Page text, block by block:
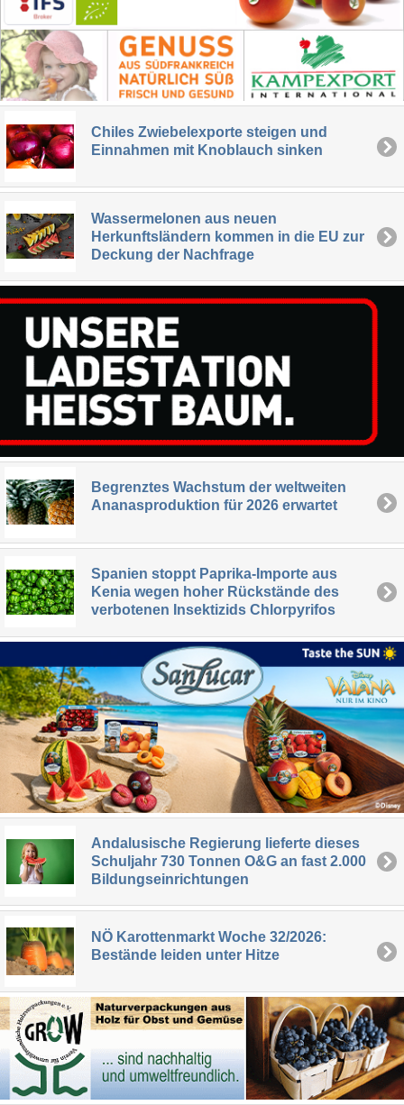
Chiles Zwiebelexporte steigen und
Einnahmen mit Knoblauch sinken
Wassermelonen aus neuen
Herkunftsländern kommen in die EU zur
Deckung der Nachfrage
Begrenztes Wachstum der weltweiten
Ananasproduktion für 2026 erwartet
Spanien stoppt Paprika-Importe aus
Kenia wegen hoher Rückstände des
verbotenen Insektizids Chlorpyrifos
Andalusische Regierung lieferte dieses
Schuljahr 730 Tonnen O&G an fast 2.000
Bildungseinrichtungen
NÖ Karottenmarkt Woche 32/2026:
Bestände leiden unter Hitze